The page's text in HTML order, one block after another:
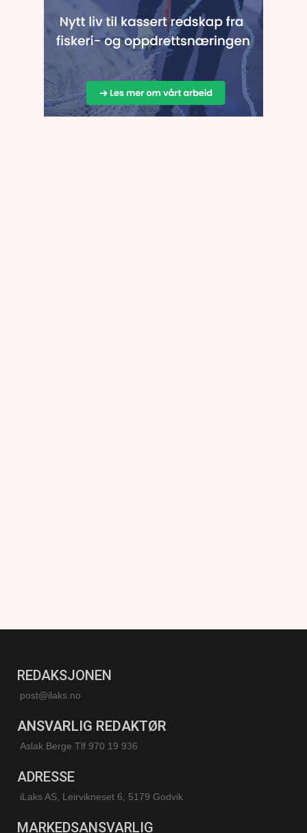
REDAKSJONEN
post@ilaks.no
ANSVARLIG REDAKTØR
Aslak Berge Tlf 970 19 936
ADRESSE
iLaks AS, Leirvikneset 6, 5179 Godvik
MARKEDSANSVARLIG